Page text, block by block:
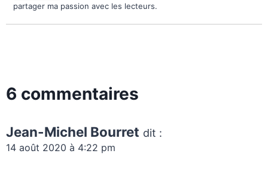
partager ma passion avec les lecteurs.
6 commentaires
Jean-Michel Bourret dit :
14 août 2020 à 4:22 pm